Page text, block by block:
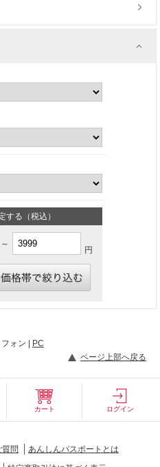
する（税込）
～
円
ォン | PC
ページ上部へ戻る
カート ログイン
質問
あんしんパスポートとは